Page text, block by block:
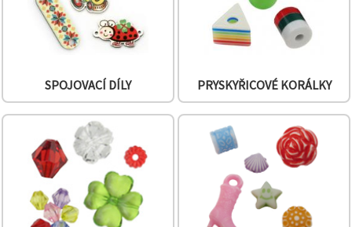
SPOJOVACÍ DÍLY PRYSKYŘICOVÉ KORÁLKY